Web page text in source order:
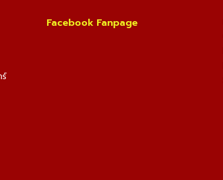
Facebook Fanpage